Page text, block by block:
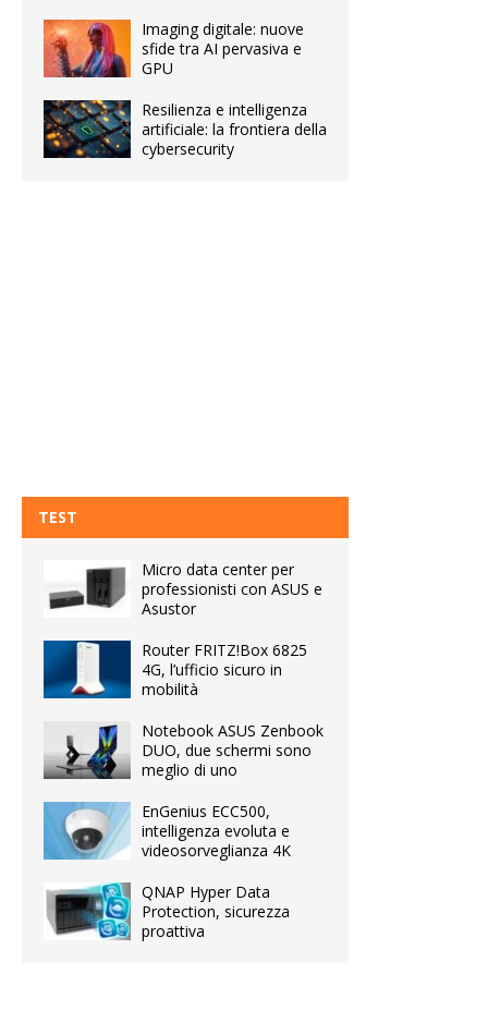
Imaging digitale: nuove
sfide tra AI pervasiva e
GPU
Resilienza e intelligenza
artificiale: la frontiera della
cybersecurity
TEST
Micro data center per
professionisti con ASUS e
Asustor
Router FRITZ!Box 6825
4G, l’ufficio sicuro in
mobilità
Notebook ASUS Zenbook
DUO, due schermi sono
meglio di uno
EnGenius ECC500,
intelligenza evoluta e
videosorveglianza 4K
QNAP Hyper Data
Protection, sicurezza
proattiva